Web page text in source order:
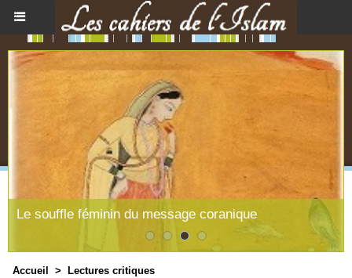
Le souffle féminin du message coranique
Accueil > Lectures critiques